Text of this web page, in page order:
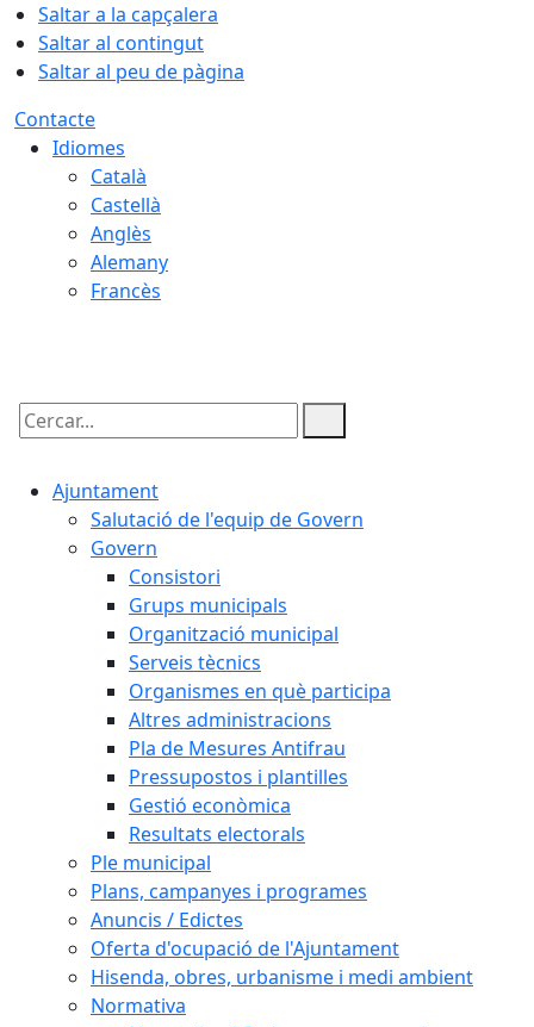
Saltar a la capçalera
Saltar al contingut
Saltar al peu de pàgina
Contacte
Idiomes
Català
Castellà
Anglès
Alemany
Francès
Cercar:
Ajuntament
Salutació de l'equip de Govern
Govern
Consistori
Grups municipals
Organització municipal
Serveis tècnics
Organismes en què participa
Altres administracions
Pla de Mesures Antifrau
Pressupostos i plantilles
Gestió econòmica
Resultats electorals
Ple municipal
Plans, campanyes i programes
Anuncis / Edictes
Oferta d'ocupació de l'Ajuntament
Hisenda, obres, urbanisme i medi ambient
Normativa